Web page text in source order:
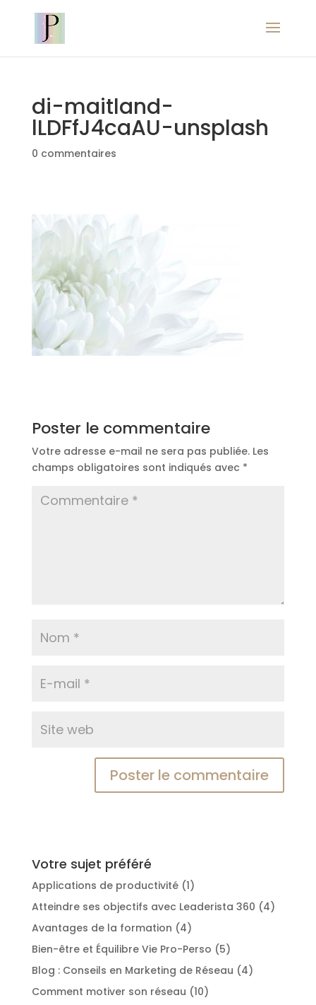
di-maitland-
lLDFfJ4caAU-unsplash
0 commentaires
Poster le commentaire
Votre adresse e-mail ne sera pas publiée. Les
champs obligatoires sont indiqués avec *
Votre sujet préféré
Applications de productivité(1)
Atteindre ses objectifs avec Leaderista 360 (4)
Avantages de la formation (4)
Bien-être et Équilibre Vie Pro-Perso (5)
Blog : Conseils en Marketing de Réseau (4)
Comment motiver son réseau (10)